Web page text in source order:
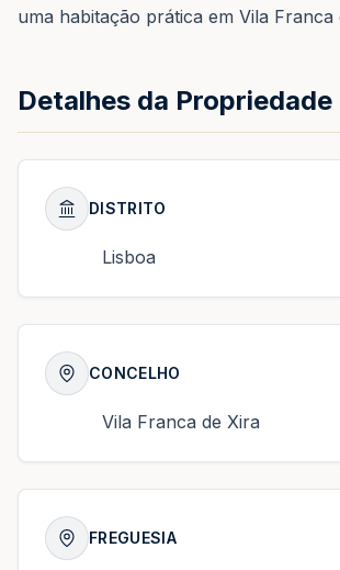
uma habitação prática em Vila Franca
Detalhes da Propriedade
DISTRITO
Lisboa
CONCELHO
Vila Franca de Xira
FREGUESIA